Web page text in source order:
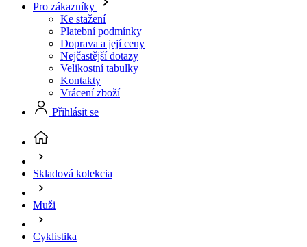
Pro zákazníky
Ke stažení
Platební podmínky
Doprava a její ceny
Nejčastější dotazy
Velikostní tabulky
Kontakty
Vrácení zboží
Přihlásit se
Skladová kolekcia
Muži
Cyklistika